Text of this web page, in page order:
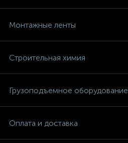
Монтажные ленты
Строительная химия
Грузоподъемное оборудование
Оплата и доставка